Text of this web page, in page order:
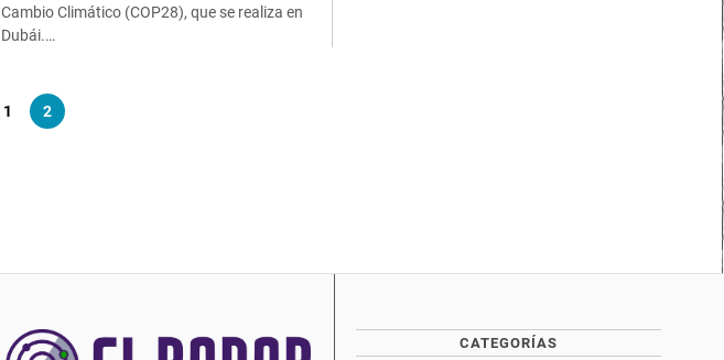
Cambio Climático (COP28), que se realiza en
Dubái.…
1 2
CATEGORÍAS